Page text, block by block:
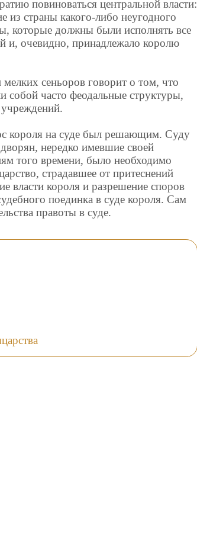
повиноваться центральной власти:
из страны какого-либо неугодного
которые должны были исполнять все
и, очевидно, принадлежало королю
сеньоров говорит о том, что
собой часто феодальные структуры,
короля на суде был решающим. Суду
нередко имевшие своей
того времени, было необходимо
страдавшее от притеснений
власти короля и разрешение споров
поединка в суде короля. Сам
правоты в суде.